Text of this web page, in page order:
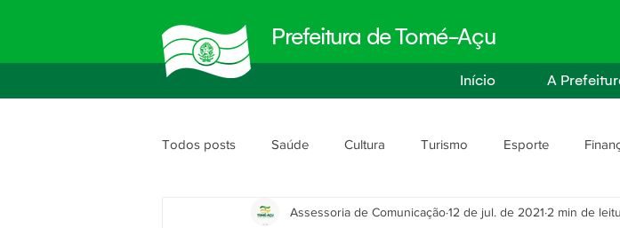
Prefeitura de Tomé-Açu
Início A
Todos posts Saúde Cultura Turismo Esporte
Meio Ambiente Obras e Urbanismo Assistência Social e
Assessoria de Comunicação12 de jul. de 2021 2 min de